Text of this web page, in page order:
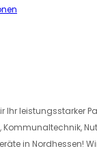
Ihr leistungsstarker
in Nordhessen!